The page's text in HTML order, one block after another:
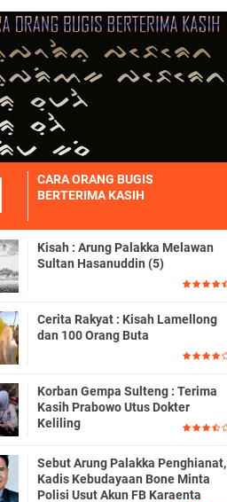
CARA ORANG BUGIS
BERTERIMA KASIH
Kisah : Arung Palakka Melawan
Sultan Hasanuddin (5)
Cerita Rakyat : Kisah Lamellong
dan 100 Orang Buta
Korban Gempa Sulteng : Terima
Kasih Prabowo Utus Dokter
Keliling
Sebut Arung Palakka Penghianat,
Kadis Kebudayaan Bone Minta
Polisi Usut Akun FB Karaenta